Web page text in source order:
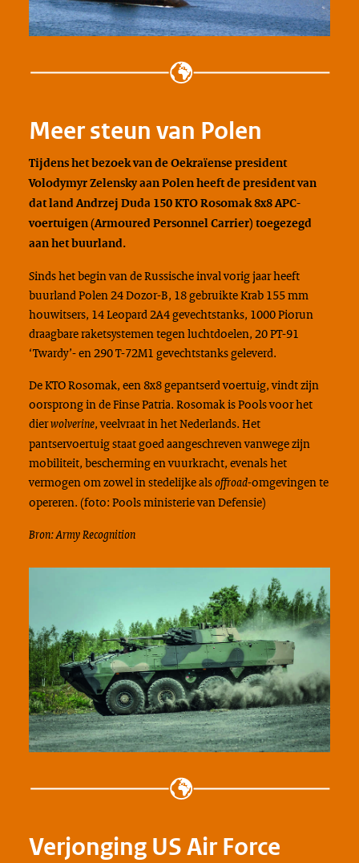
Meer steun van Polen
Tijdens het bezoek van de Oekraïense president
Volodymyr Zelensky aan Polen heeft de president van
dat land Andrzej Duda 150 KTO Rosomak 8x8 APC-
voertuigen (Armoured Personnel Carrier) toegezegd
aan het buurland.
Sinds het begin van de Russische inval vorig jaar heeft
buurland Polen 24 Dozor-B, 18 gebruikte Krab 155 mm
houwitsers, 14 Leopard 2A4 gevechtstanks, 1000 Piorun
draagbare raketsystemen tegen luchtdoelen, 20 PT-91
‘Twardy’- en 290 T-72M1 gevechtstanks geleverd.
De KTO Rosomak, een 8x8 gepantserd voertuig, vindt zijn
oorsprong in de Finse Patria. Rosomak is Pools voor het
dierwolverine, veelvraat in het Nederlands. Het
pantservoertuig staat goed aangeschreven vanwege zijn
mobiliteit, bescherming en vuurkracht, evenals het
vermogen om zowel in stedelijke alsoffroad-omgevingen te
opereren. (foto: Pools ministerie van Defensie)
Bron: Army Recognition
Verjonging US Air Force